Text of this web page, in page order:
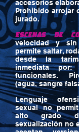
accesorios
Prohibido arrojar
jurado.
Escenas de
velocidad y
permite saltar,
desde la
inmediata
funcionales.
(agua, sangre
Lenguaje
sexual no
alto grado
sexualización no